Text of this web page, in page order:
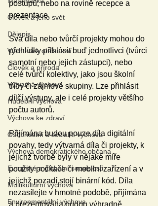
Člověk a jeho svět
Dějepis
Výchova k občanství
Člověk a příroda
Výtvarná výchova
Hudební výchova
Výchova ke zdraví
Osobnostní a sociální výchova
Výchova demokratického občana
Evropské a globální souvislosti
Multikulturní výchova
Environmentální výchova
postupů, nebo na rovině recepce a
prezentace.
Svá díla nebo tvůrčí projekty mohou do
přehlídky přihlásit buď jednotlivci (tvůrci
samotní nebo jejich zástupci), nebo
celé tvůrčí kolektivy, jako jsou školní
třídy či zájmové skupiny. Lze přihlásit
dílčí výstupy, ale i celé projekty většího
počtu autorů.
Přijímána budou pouze díla digitální
povahy, tedy výtvarná díla či projekty, k
jejichž tvorbě byly v nějaké míře
použity počítače či mobilní zařízení a v
jejichž pozadí stojí binární kód. Díla
nezasílejte v hmotné podobě, přijímána
a prezentována budou výhradně